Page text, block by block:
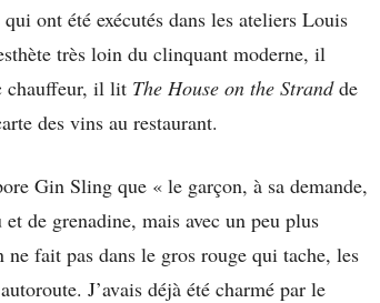
ont été exécutés dans les ateliers Louis
très loin du clinquant moderne, il
chauffeur, il lit The House on the Strandde
des vins au restaurant.
Gin Sling que « le garçon, à sa demande,
de grenadine, mais avec un peu plus
fait pas dans le gros rouge qui tache, les
J’avais déjà été charmé par le